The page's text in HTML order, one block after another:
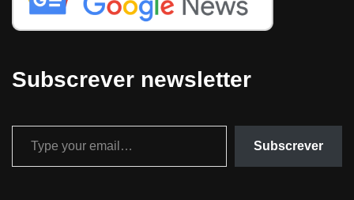
Subscrever newsletter
Subscrever